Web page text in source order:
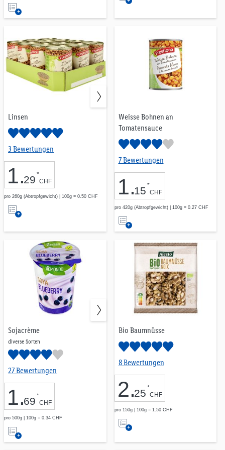
Auf
die
Merkliste
Linsen
3 Bewertungen
1.29 *
CHF
pro 260g (Abtropfgewicht) | 100g = 0.50 CHF
Auf
Merkliste
Weisse Bohnen an
Tomatensauce
7 Bewertungen
1.15 *
CHF
pro 420g (Abtropfgewicht) | 100g = 0.27 CHF
Auf
die
Merkliste
Sojacrème
diverse Sorten
27 Bewertungen
1.69 *
CHF
pro 500g | 100g = 0.34 CHF
Auf
die
Bio Baumnüsse
8 Bewertungen
2.25 *
CHF
pro 150g | 100g = 1.50 CHF
Auf
CHF 1.00 CHF 2.99
Freshona
4
Vemondo
Crownfield
1
Golden Sun
1